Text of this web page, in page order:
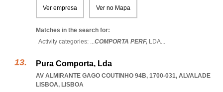
Ver empresa Ver no Mapa
Matches in the search for:
Activity categories: ...COMPORTA PERF, LDA...
Pura Comporta, Lda
AV ALMIRANTE GAGO COUTINHO 94B, 1700-031, ALVALADE
LISBOA, LISBOA